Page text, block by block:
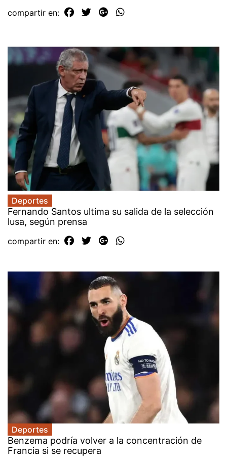
compartir en:
Deportes
Fernando Santos ultima su salida de la selección
lusa, según prensa
compartir en:
Deportes
Benzema podría volver a la concentración de
Francia si se recupera